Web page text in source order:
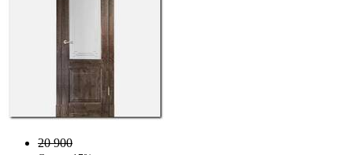
20 900